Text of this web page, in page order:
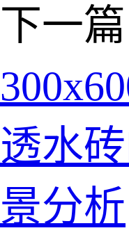
下一篇
透水
景分析